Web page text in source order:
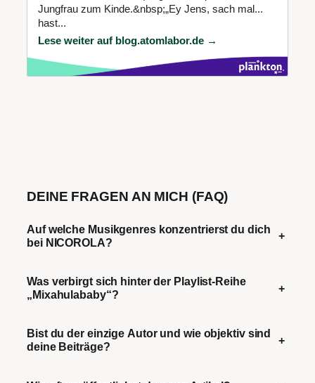
Jungfrau zum Kinde.&nbsp;„Ey Jens, sach mal...
hast...
Lese weiter auf blog.atomlabor.de →
DEINE FRAGEN AN MICH (FAQ)
Auf welche Musikgenres konzentrierst du dich
bei NICOROLA?
+
Was verbirgt sich hinter der Playlist-Reihe
„Mixahulababy“?
+
Bist du der einzige Autor und wie objektiv sind
deine Beiträge?
+